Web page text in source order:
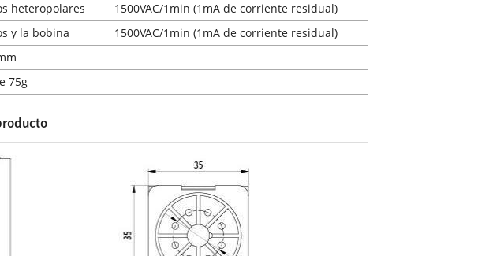
heteropolares
1500VAC/1min (1mA de corriente residual)
y la bobina
1500VAC/1min (1mA de corriente residual)
75g